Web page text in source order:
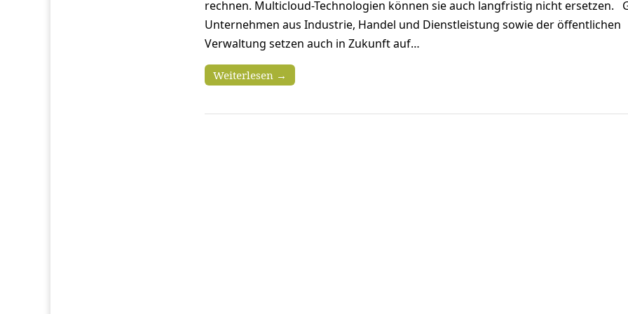
rechnen. Multicloud-Technologien können sie auch langfristig nicht ersetzen.
Unternehmen aus Industrie, Handel und Dienstleistung sowie der öffentlichen
Verwaltung setzen auch in Zukunft auf…
Weiterlesen →